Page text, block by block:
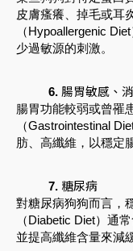
皮膚瘙癢、掉毛或耳
（Hypoallergenic
少過敏源的刺激。
腸胃敏感、
腸胃功能較弱或曾罹
（Gastrointestinal
肪、高纖維，以穩定
糖尿病
對糖尿病狗狗而言，
（Diabetic Diet）通
並提高纖維含量來減